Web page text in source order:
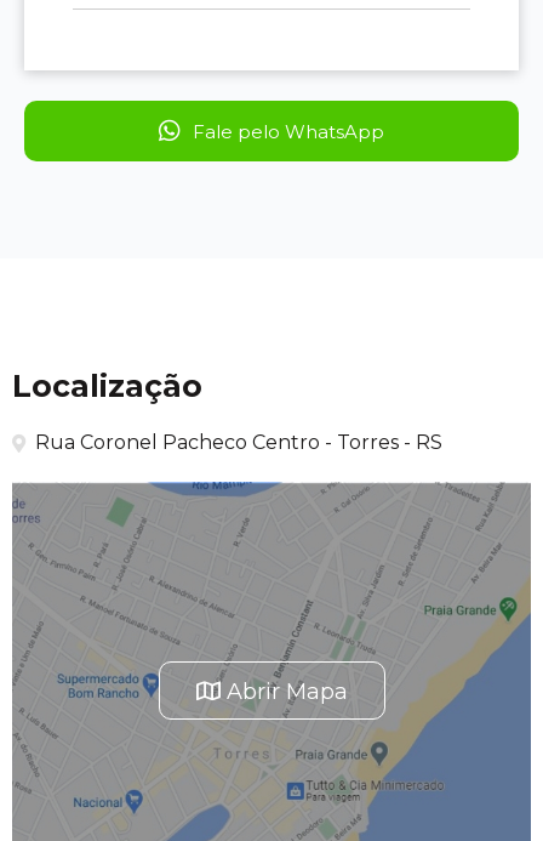
Fale pelo WhatsApp
Localização
Rua Coronel Pacheco Centro - Torres - RS
Abrir Mapa